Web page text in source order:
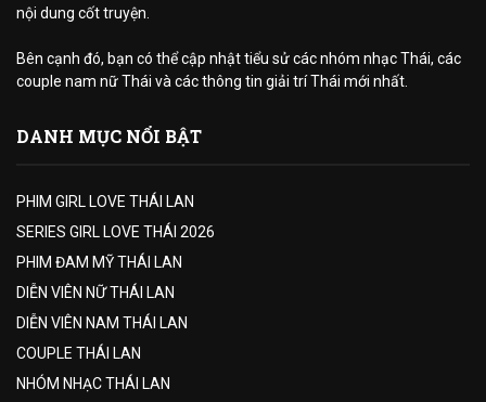
nội dung cốt truyện.
Bên cạnh đó, bạn có thể cập nhật tiểu sử các nhóm nhạc Thái, các
couple nam nữ Thái và các thông tin giải trí Thái mới nhất.
DANH MỤC NỔI BẬT
PHIM GIRL LOVE THÁI LAN
SERIES GIRL LOVE THÁI 2026
PHIM ĐAM MỸ THÁI LAN
DIỄN VIÊN NỮ THÁI LAN
DIỄN VIÊN NAM THÁI LAN
COUPLE THÁI LAN
NHÓM NHẠC THÁI LAN